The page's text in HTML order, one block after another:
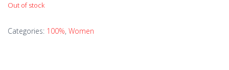
Out of stock
Categories: 100%, Women